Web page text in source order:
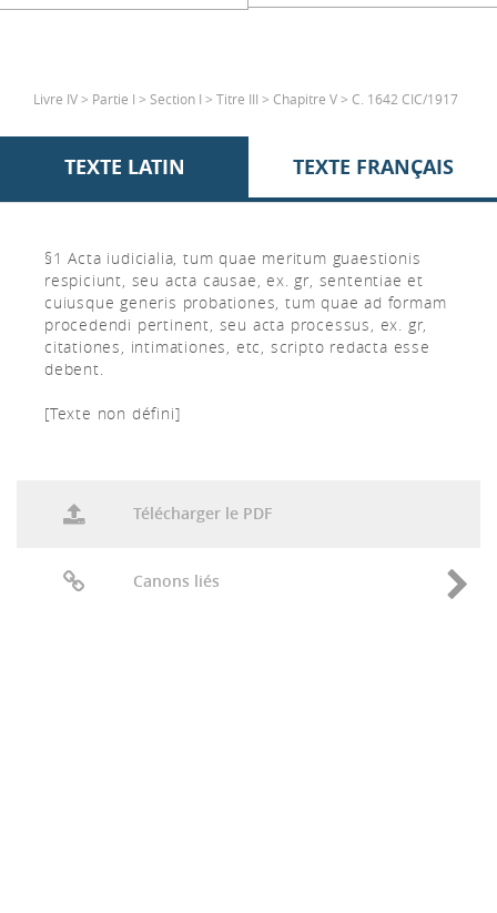
Livre IV > Partie I > Section I > Titre III > Chapitre V > C. 1642 CIC/1917
TEXTE LATIN TEXTE FRANÇAIS
§1 Acta iudicialia, tum quae meritum guaestionis
respiciunt, seu acta causae, ex. gr, sententiae et
cuiusque generis probationes, tum quae ad formam
procedendi pertinent, seu acta processus, ex. gr,
citationes, intimationes, etc, scripto redacta esse
debent.
[Texte non défini]
Télécharger le PDF
Canons liés